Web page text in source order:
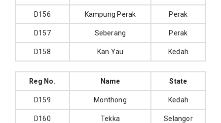
D156 Kampung Perak Perak
D157 Seberang Perak
D158 Kan Yau Kedah
Reg No. Name State
D159 Monthong Kedah
D160 Tekka Selangor